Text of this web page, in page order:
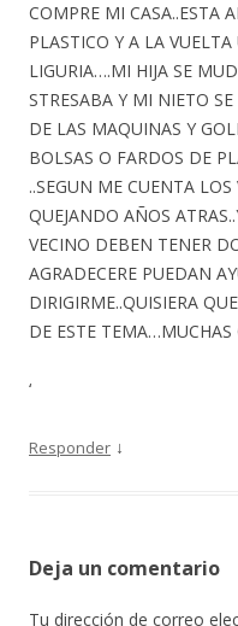
COMPRE MI CASA..ESTA
PLASTICO Y A LA
LIGURIA….MI HIJA SE
STRESABA Y MI NIETO
DE LAS MAQUINAS Y
BOLSAS O FARDOS DE
..SEGUN ME CUENTA
QUEJANDO AÑOS
VECINO DEBEN TENER
AGRADECERE PUEDAN
DIRIGIRME..QUISIERA
DE ESTE TEMA…MUCHAS
‘
Responder ↓
Deja un comentario
Tu dirección de correo